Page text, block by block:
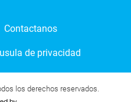
Contactanos
de privacidad
los derechos reservados.